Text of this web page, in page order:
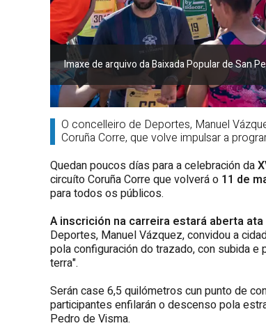
Imaxe de arquivo da Baixada Popular de San
O concelleiro de Deportes, Manuel
Coruña Corre, que volve impulsar a
Quedan poucos días para a celebración da
circuíto Coruña Corre que volverá o 11 de
para todos os públicos.
A inscrición na carreira estará aberta ata
Deportes, Manuel Vázquez, convidou a
pola configuración do trazado, con subida
terra".
Serán case 6,5 quilómetros cun punto de
participantes enfilarán o descenso pola
Pedro de Visma.